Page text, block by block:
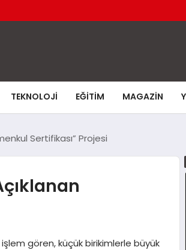
TEKNOLOJI EĞITIM MAGAZIN
Sertifikası” Projesi
gören, küçük birikimlerle büyük